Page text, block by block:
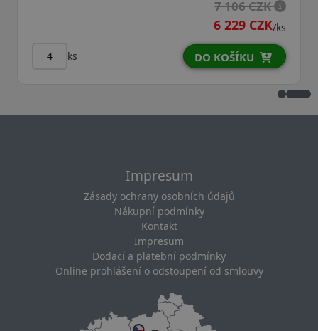
KOŠÍKU
Impresum
Zásady ochrany osobních údajů
Nákupní podmínky
Kontakt
Impresum
Dodací a platební podmínky
Online prohlášení o odstoupení od smlouvy